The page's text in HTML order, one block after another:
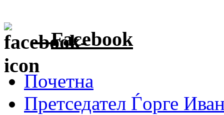
Facebook
Почетна
Претседател Ѓорге